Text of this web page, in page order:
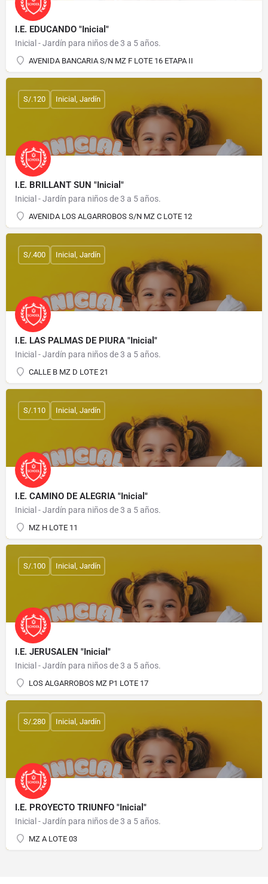
I.E. EDUCANDO "Inicial"
Inicial - Jardín para niños de 3 a 5 años.
AVENIDA BANCARIA S/N MZ F LOTE 16 ETAPA II
I.E. BRILLANT SUN "Inicial"
Inicial - Jardín para niños de 3 a 5 años.
AVENIDA LOS ALGARROBOS S/N MZ C LOTE 12
S/.120 Inicial, Jardín
I.E. LAS PALMAS DE PIURA "Inicial"
Inicial - Jardín para niños de 3 a 5 años.
CALLE B MZ D LOTE 21
S/.400 Inicial, Jardín
I.E. CAMINO DE ALEGRIA "Inicial"
Inicial - Jardín para niños de 3 a 5 años.
MZ H LOTE 11
S/.110 Inicial, Jardín
I.E. JERUSALEN "Inicial"
Inicial - Jardín para niños de 3 a 5 años.
LOS ALGARROBOS MZ P1 LOTE 17
S/.100 Inicial, Jardín
I.E. PROYECTO TRIUNFO "Inicial"
Inicial - Jardín para niños de 3 a 5 años.
MZ A LOTE 03
S/.280 Inicial, Jardín